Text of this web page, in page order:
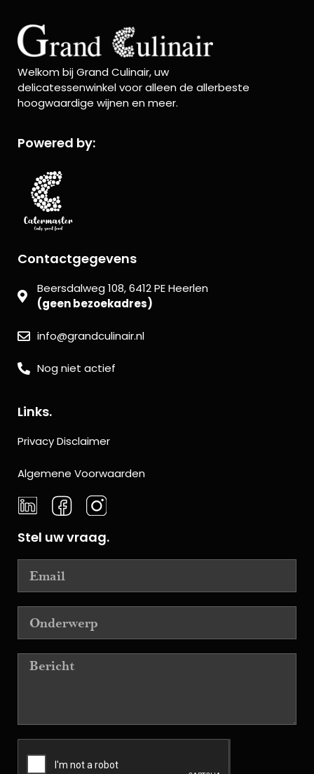
Welkom bij Grand Culinair, uw
delicatessenwinkel voor alleen de allerbeste
hoogwaardige wijnen en meer.
Powered by:
Contactgegevens
Beersdalweg 108, 6412 PE Heerlen
(geen bezoekadres)
info@grandculinair.nl
Nog niet actief
Links.
Privacy Disclaimer
Algemene Voorwaarden
Stel uw vraag.